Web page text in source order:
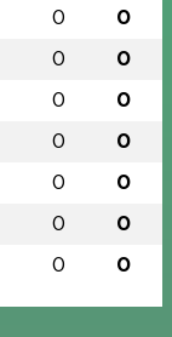
0 0
0 0
0 0
0 0
0 0
0 0
0 0